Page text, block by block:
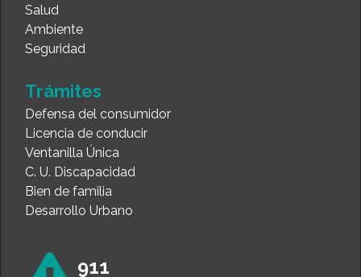
Salud
Ambiente
Seguridad
Trámites
Defensa del consumidor
Licencia de conducir
Ventanilla Única
C. U. Discapacidad
Bien de familia
Desarrollo Urbano
911